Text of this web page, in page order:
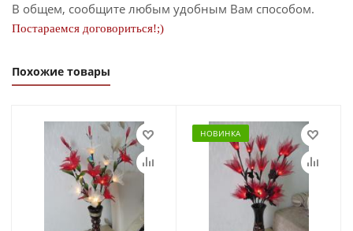
В общем, сообщите любым удобным Вам способом.
Постараемся договориться!;)
Похожие товары
НОВИНКА